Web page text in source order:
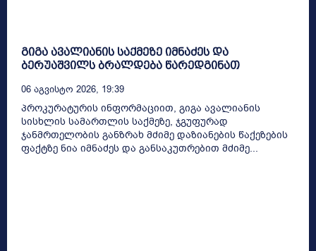
გიგა ავალიანის საქმეზე იმნაძეს და
ბერუაშვილს ბრალდება წარედგინათ
06 Აგვისტო 2026, 19:39
პროკურატურის ინფორმაციით, გიგა ავალიანის
სისხლის სამართლის საქმეზე, ჯგუფურად
ჯანმრთელობის განზრახ მძიმე დაზიანების წაქეზების
ფაქტზე ნია იმნაძეს და განსაკუთრებით მძიმე...